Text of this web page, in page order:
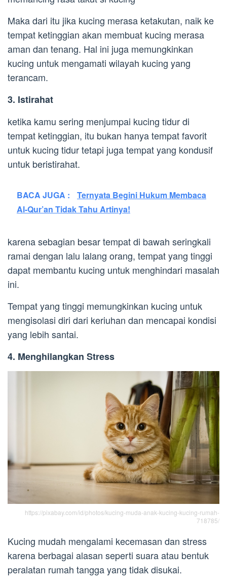
Maka dari itu jika kucing merasa ketakutan, naik ke
tempat ketinggian akan membuat kucing merasa
aman dan tenang. Hal ini juga memungkinkan
kucing untuk mengamati wilayah kucing yang
terancam.
3. Istirahat
ketika kamu sering menjumpai kucing tidur di
tempat ketinggian, itu bukan hanya tempat favorit
untuk kucing tidur tetapi juga tempat yang kondusif
untuk beristirahat.
BACA JUGA :
Ternyata Begini Hukum Membaca
Al-Qur’an Tidak Tahu Artinya!
karena sebagian besar tempat di bawah seringkali
ramai dengan lalu lalang orang, tempat yang tinggi
dapat membantu kucing untuk menghindari masalah
ini.
Tempat yang tinggi memungkinkan kucing untuk
mengisolasi diri dari keriuhan dan mencapai kondisi
yang lebih santai.
4. Menghilangkan Stress
https://pixabay.com/id/photos/kucing-muda-anak-kucing-kucing-rumah-
718785/
Kucing mudah mengalami kecemasan dan stress
karena berbagai alasan seperti suara atau bentuk
peralatan rumah tangga yang tidak disukai.